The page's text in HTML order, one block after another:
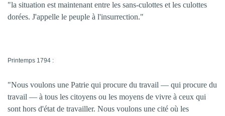
"la situation est maintenant entre les sans-culottes et les culottes
dorées. J'appelle le peuple à l'insurrection."
Printemps 1794 :
"Nous voulons une Patrie qui procure du travail — qui procure du
travail — à tous les citoyens ou les moyens de vivre à ceux qui
sont hors d'état de travailler. Nous voulons une cité où les